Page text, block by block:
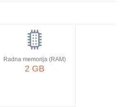
Radna memorija (RAM)
2 GB